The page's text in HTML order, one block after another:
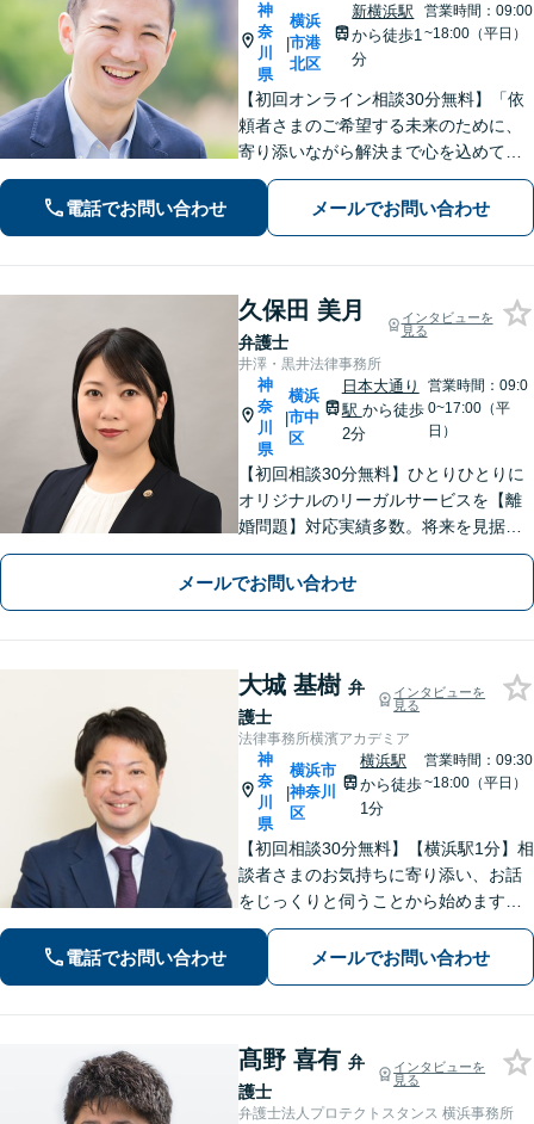
神
奈
川
県
|
横浜
市港
北区
新横浜駅
から徒歩1
分
営業時間：09:00
~18:00（平日）
【初回オンライン相談30分無料】「依
頼者さまのご希望する未来のために、
寄り添いながら解決まで心を込めて対
応します」不動産契約や売買、家賃滞
納など不動産トラブル／離婚協議や調
停など離婚問題／相続・遺言も対応
電話でお問い合わせ メールでお問い合わせ
久保田 美月
弁護士
インタビューを
見る
井澤・黒井法律事務所
神
奈
川
県
|
横浜
市中
区
日本大通り
駅 から徒歩
2分
営業時間：09:0
0~17:00（平
日）
【初回相談30分無料】ひとりひとりに
オリジナルのリーガルサービスを【離
婚問題】対応実績多数。将来を見据え
た最善の解決を提案【相続問題】丁寧
にお話を伺い、納得感ある解決を【日
メールでお問い合わせ
大城 基樹 弁
護士
インタビューを
見る
法律事務所横濱アカデミア
神
奈
川
県
|
横浜市
神奈川
区
横浜駅
から徒歩
1分
営業時間：09:30
~18:00（平日）
【初回相談30分無料】【横浜駅1分】相
談者さまのお気持ちに寄り添い、お話
をじっくりと伺うことから始めます。
「相続問題：税理士や不動産鑑定士な
ど他士業とも連携し、問題をワンスト
ップで解決」「交通事故：事故発生直
電話でお問い合わせ メールでお問い合わせ
髙野 喜有 弁
護士
インタビューを
見る
弁護士法人プロテクトスタンス 横浜事務所